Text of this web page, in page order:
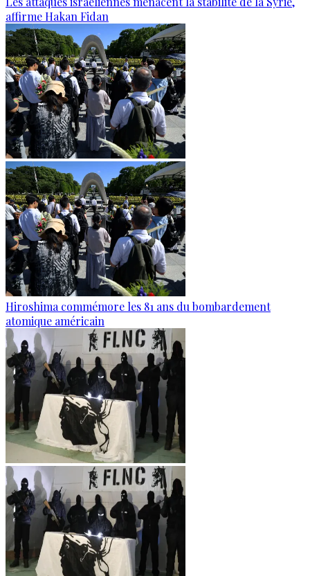
affirme Hakan Fidan
Hiroshima commémore les 81 ans du bombardement
atomique américain